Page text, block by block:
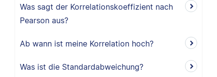
Was sagt der Korrelationskoeffizient nach
Pearson aus?
Ab wann ist meine Korrelation hoch?
Was ist die Standardabweichung?